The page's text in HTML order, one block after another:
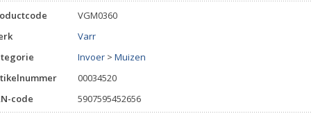
VGM0360
Varr
Invoer > Muizen
00034520
code
5907595452656